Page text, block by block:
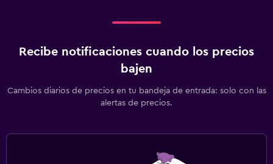
Recibe notificaciones cuando los precios
bajen
Cambios diarios de precios en tu bandeja de entrada: solo con las
alertas de precios.